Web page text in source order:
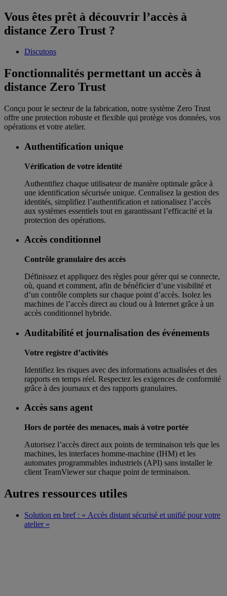
Vous êtes prêt à découvrir l’accès à
distance Zero Trust ?
Discutons
Fonctionnalités permettant un accès à
distance Zero Trust
Conçu pour le secteur de la fabrication, notre système Zero Trust
offre une protection robuste et flexible qui protège vos données, vos
opérations et votre atelier.
Authentification unique
Vérification de votre identité
Authentifiez chaque utilisateur de manière optimale grâce à
une identification sécurisée unique. Centralisez la gestion des
identités, simplifiez l’authentification et rationalisez l’accès
aux systèmes essentiels tout en garantissant l’efficacité et la
protection des opérations.
Accès conditionnel
Contrôle granulaire des accès
Définissez et appliquez des règles pour gérer qui se connecte,
où, quand et comment, afin de bénéficier d’une visibilité et
d’un contrôle complets sur chaque point d’accès. Isolez les
machines de l’accès direct au cloud ou à Internet grâce à un
accès conditionnel hybride.
Auditabilité et journalisation des événements
Votre registre d’activités
Identifiez les risques avec des informations actualisées et des
rapports en temps réel. Respectez les exigences de conformité
grâce à des journaux et des rapports granulaires.
Accès sans agent
Hors de portée des menaces, mais à votre portée
Autorisez l’accès direct aux points de terminaison tels que les
machines, les interfaces homme-machine (IHM) et les
automates programmables industriels (API) sans installer le
client TeamViewer sur chaque point de terminaison.
Autres ressources utiles
Solution en bref : « Accès distant sécurisé et unifié pour votre
atelier »